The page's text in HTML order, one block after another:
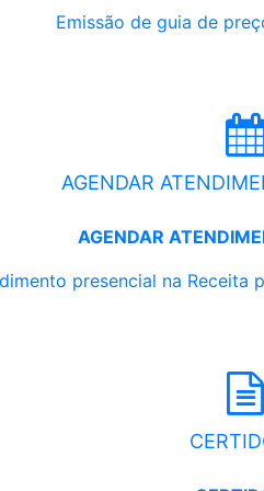
Emissão de guia de
AGENDAR
AGENDAR
presencial na Receita